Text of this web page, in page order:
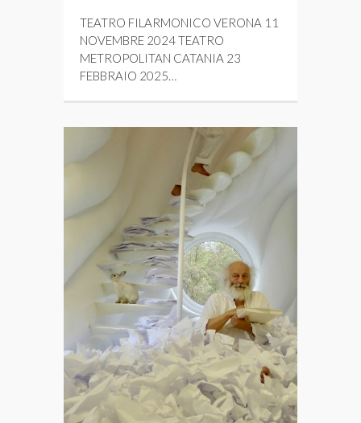
TEATRO FILARMONICO VERONA 11
NOVEMBRE 2024 TEATRO
METROPOLITAN CATANIA 23
FEBBRAIO 2025…